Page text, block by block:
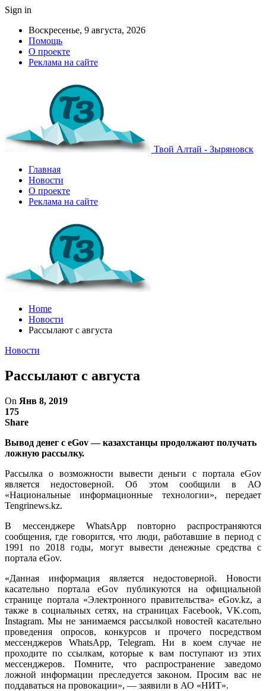
Sign in
Воскресенье, 9 августа, 2026
Помощь
О проекте
Реклама на сайте
Твой Алтай - Зыряновск
Главная
Новости
О проекте
Реклама на сайте
Home
Новости
Рассылают с августа
Новости
Рассылают с августа
On Янв 8, 2019
175
Share
Вывод денег с eGov — казахстанцы продолжают получать
ложную рассылку.
Рассылка о возможности вывести деньги с портала eGov
является недостоверной. Об этом сообщили в АО
«Национальные информационные технологии», передает
Tengrinews.kz.
В мессенджере WhatsApp повторно распространяются
сообщения, где говорится, что люди, работавшие в период с
1991 по 2018 годы, могут вывести денежные средства с
портала eGov.
«Данная информация является недостоверной. Новости
касательно портала eGov публикуются на официальной
странице портала «Электронного правительства» eGov.kz, а
также в социальных сетях, на страницах Facebook, VK.com,
Instagram. Мы не занимаемся рассылкой новостей касательно
проведения опросов, конкурсов и прочего посредством
мессенджеров WhatsApp, Telegram. Ни в коем случае не
проходите по ссылкам, которые к вам поступают из этих
мессенджеров. Помните, что распространение заведомо
ложной информации преследуется законом. Просим вас не
поддаваться на провокации», — заявили в АО «НИТ».